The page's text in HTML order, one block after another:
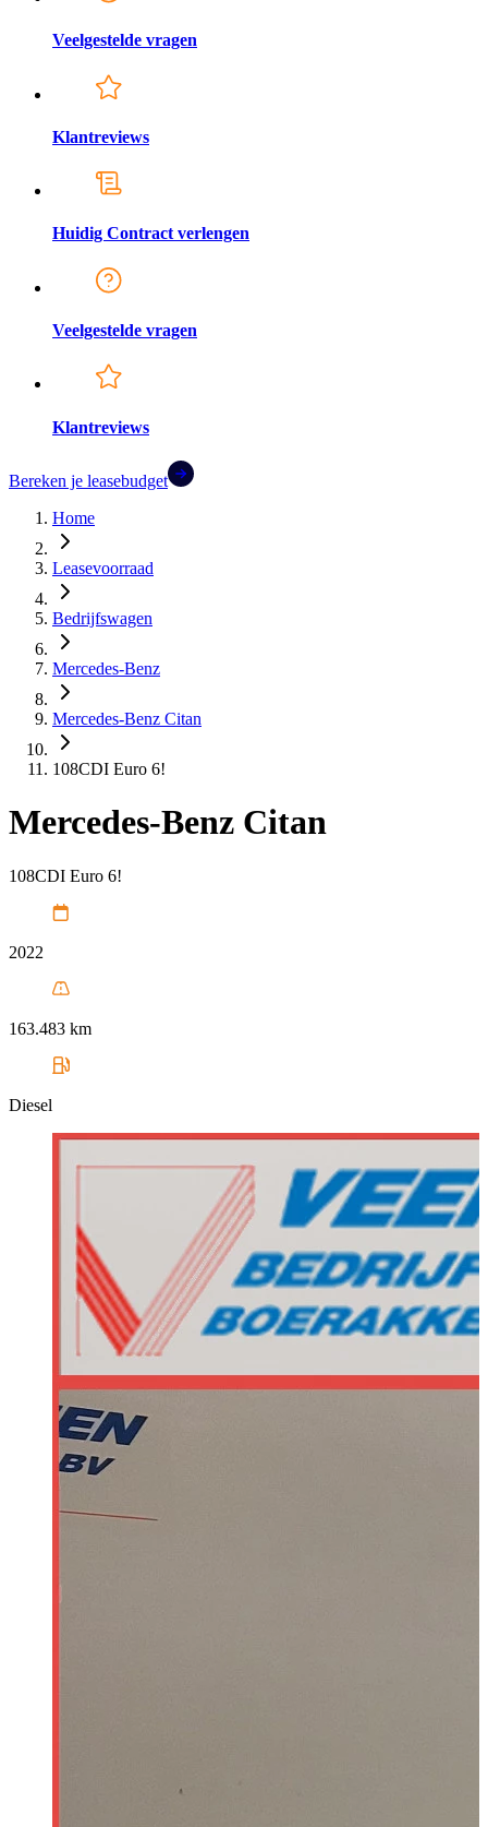
Veelgestelde vragen
Klantreviews
Huidig Contract verlengen
Veelgestelde vragen
Klantreviews
Bereken je leasebudget
Home
Leasevoorraad
Bedrijfswagen
Mercedes-Benz
Mercedes-Benz Citan
108CDI Euro 6!
Mercedes-Benz Citan
108CDI Euro 6!
2022
163.483 km
Diesel